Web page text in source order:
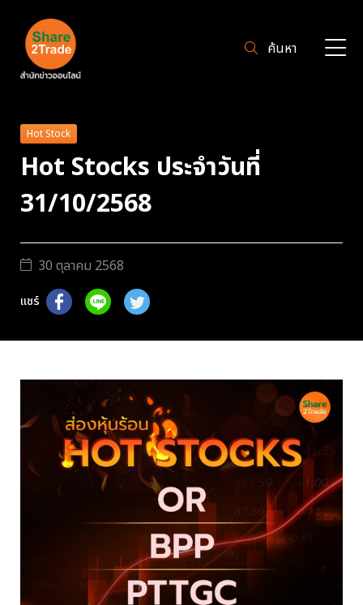
ค้นหา
Hot Stock
Hot Stocks ประจำวันที่
31/10/2568
30 ตุลาคม 2568
แชร์